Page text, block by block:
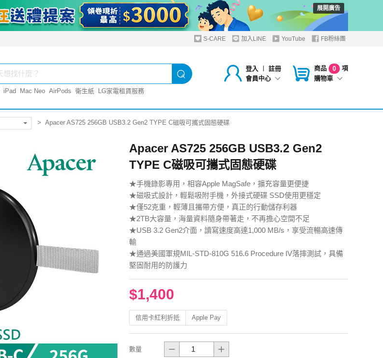
展開廣告
S-CARE 加入LINE YouTube FB粉絲團
登入 ︱
註冊
會員中心
商品 0
項
購物車
iPad Mac Neo AirPods 衛生紙 LG家電租賃服務
Apacer AS725 256GB USB3.2 Gen2 TYPE C磁吸可攜式固態硬碟
Apacer AS725 256GB USB3.2 Gen2
TYPE C磁吸可攜式固態硬碟
★手機錄影專用，相容Apple MagSafe，擴充容量更便捷
★磁吸式設計，輕鬆吸附手機，外接式硬碟 SSD使用更穩定
★僅52克重，輕薄且攜帶方便，真正的行動儲存利器
★2TB大容量，海量資料隨身帶著走，不再擔心空間不足
★USB 3.2 Gen2介面，讀寫速度高達1,000 MB/s，享受流暢高速傳
輸
★通過美國軍規MIL-STD-810G 516.6 Procedure IV落摔測試，具備
堅固耐用的防護力
$1,400
信用卡紅利折抵 Apple Pay
數量